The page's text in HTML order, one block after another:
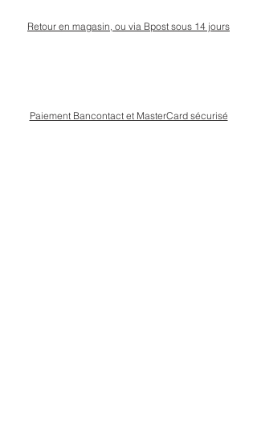
Retour en magasin, ou via Bpost sous 14 jours
Paiement Bancontact et MasterCard sécurisé